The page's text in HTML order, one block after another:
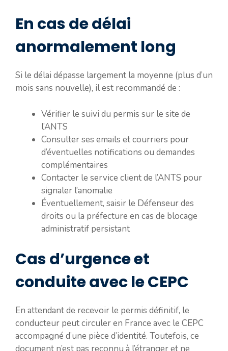
En cas de délai
anormalement long
Si le délai dépasse largement la moyenne (plus d’un
mois sans nouvelle), il est recommandé de :
Vérifier le suivi du permis sur le site de
l’ANTS
Consulter ses emails et courriers pour
d’éventuelles notifications ou demandes
complémentaires
Contacter le service client de l’ANTS pour
signaler l’anomalie
Éventuellement, saisir le Défenseur des
droits ou la préfecture en cas de blocage
administratif persistant
Cas d’urgence et
conduite avec le CEPC
En attendant de recevoir le permis définitif, le
conducteur peut circuler en France avec le CEPC
accompagné d’une pièce d’identité. Toutefois, ce